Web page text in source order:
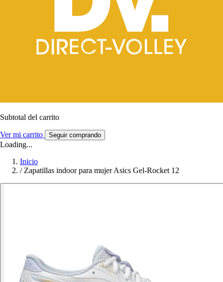
Subtotal del carrito
Ver mi carrito Seguir comprando
Loading...
Inicio
/ Zapatillas indoor para mujer Asics Gel-Rocket 12